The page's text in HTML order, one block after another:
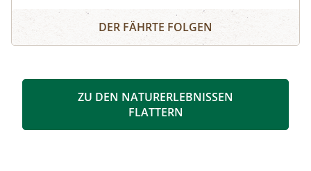
und erfahren Sie mehr über die einmalige Flora!
3D - Filmerlebnis - grüne Inseln im Strom der Zeit (Bad
DER FÄHRTE FOLGEN
ZU DEN NATURERLEBNISSEN
FLATTERN